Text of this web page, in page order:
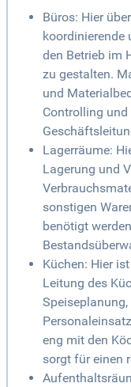
Büros: Hier
koordinierende
den Betrieb im
zu gestalten.
und
Controlling
Lagerräume:
Lagerung und
sonstigen
benötigt
Küchen: Hier
Leitung des
eng mit den
sorgt für einen